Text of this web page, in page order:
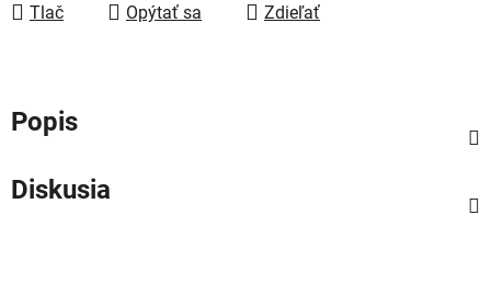
Tlač Opýtať sa Zdieľať
Popis
Diskusia